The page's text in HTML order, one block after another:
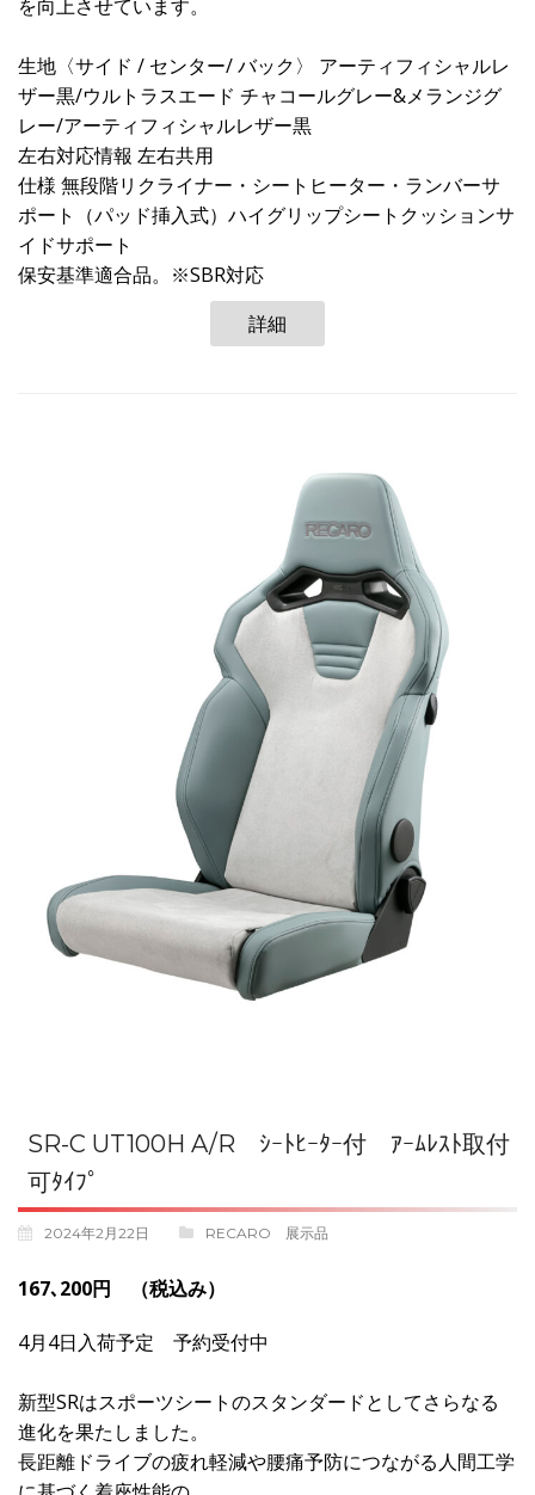
を向上させています。
生地〈サイド / センター/ バック〉 アーティフィシャルレ
ザー黒/ウルトラスエード チャコールグレー&メランジグ
レー/アーティフィシャルレザー黒
左右対応情報 左右共用
仕様 無段階リクライナー・シートヒーター・ランバーサ
ポート（パッド挿入式）ハイグリップシートクッションサ
イドサポート
保安基準適合品。※SBR対応
詳細
SR-C UT100H A/R ｼｰﾄﾋｰﾀｰ付 ｱｰﾑﾚｽﾄ取付
可ﾀｲﾌﾟ
2024年2月22日 RECARO 展示品
167､200円 （税込み）
4月4日入荷予定 予約受付中
新型SRはスポーツシートのスタンダードとしてさらなる
進化を果たしました。
長距離ドライブの疲れ軽減や腰痛予防につながる人間工学